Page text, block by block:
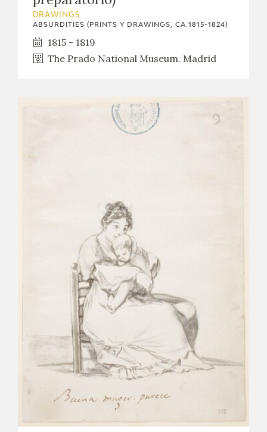
SHOP
ONLINE SHOP
DRAWINGS
ABSURDITIES (PRINTS Y DRAWINGS, CA.1815-1824)
1815 - 1819
The Prado National Museum. Madrid